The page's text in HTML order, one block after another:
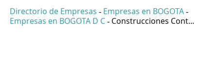
Directorio de Empresas - Empresas en BOGOTA -
Empresas en BOGOTA D C - Construcciones Cont...